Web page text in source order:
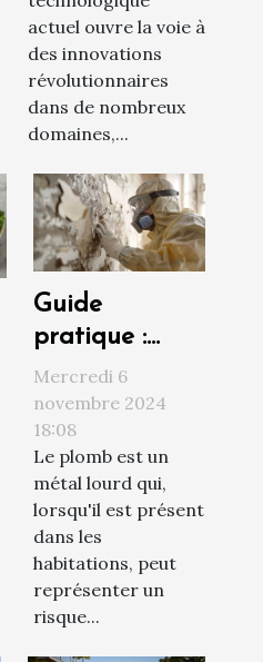
bâtiments
actuel ouvre la voie à
des innovations
révolutionnaires
dans de nombreux
domaines,...
Guide
pratique :
comment
procéder à un
diagnostic
plomb efficace
Mercredi 6
novembre 2024
18:08
Le plomb est un
métal lourd qui,
lorsqu'il est présent
dans les
habitations, peut
représenter un
risque...